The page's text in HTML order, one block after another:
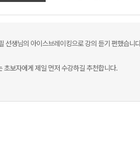
선생님의 아이스브레이킹으로 강의 듣기 편했습니
초보자에게 제일 먼저 수강하길 추천합니다.